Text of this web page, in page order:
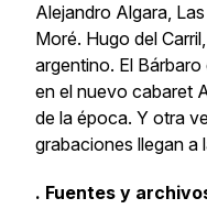
Alejandro Algara,
Moré. Hugo del
argentino. El Bárbaro
en el nuevo cabaret
de la época. Y otra
grabaciones llegan a
. Fuentes y